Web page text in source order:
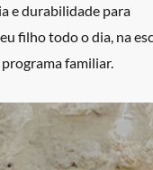
e durabilidade para
filho todo o dia, na
familiar.